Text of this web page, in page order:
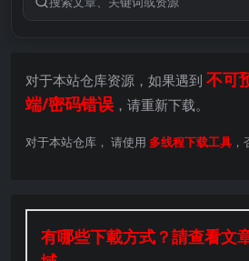
搜索关键词
对于本站仓库资源，如果遇到 不可
端/密码错误 ，请重新下载。
对于本站仓库， 请使用 多线程下载工具
有哪些下載方式？請查看文